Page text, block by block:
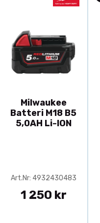
Milwaukee
Batteri M18 B5
5,0AH Li-ION
Art.Nr: 4932430483
1 250 kr